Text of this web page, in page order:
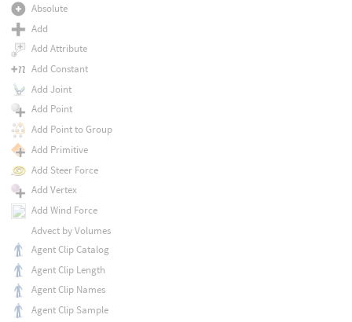
Absolute
Add
Add Attribute
Add Constant
Add Joint
Add Point
Add Point to Group
Add Primitive
Add Steer Force
Add Vertex
Add Wind Force
Advect by Volumes
Agent Clip Catalog
Agent Clip Length
Agent Clip Names
Agent Clip Sample